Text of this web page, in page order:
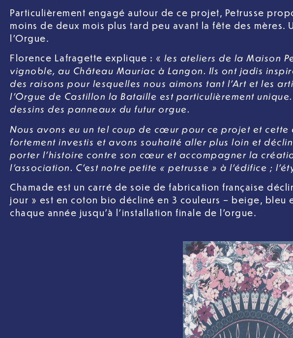
Particulièrement engagé autour de ce projet, Petrusse
moins de deux mois plus tard peu avant la fête des mères.
l’Orgue.
Florence Lafragette explique : « les ateliers de la Maison
vignoble, au Château Mauriac à Langon. Ils ont jadis
des raisons pour lesquelles nous aimons tant l’Art et les
l’Orgue de Castillon la Bataille est particulièrement
dessins des panneaux du futur orgue.
Nous avons eu un tel coup de cœur pour ce projet et
fortement investis et avons souhaité aller plus loin et
porter l’histoire contre son cœur et accompagner la
l’association. C’est notre petite « petrusse » à l’édifice ;
Chamade est un carré de soie de fabrication française
jour » est en coton bio décliné en 3 couleurs – beige, bleu
chaque année jusqu’à l’installation finale de l’orgue.